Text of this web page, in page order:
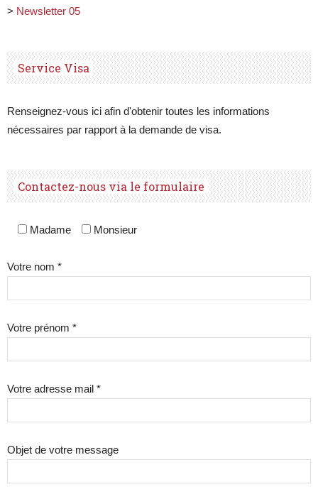
> Newsletter 05
Service Visa
Renseignez-vous ici afin d'obtenir toutes les informations
nécessaires par rapport à la demande de visa.
Contactez-nous via le formulaire
Madame Monsieur
Votre nom *
Votre prénom *
Votre adresse mail *
Objet de votre message